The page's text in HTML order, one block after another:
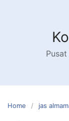
Home jas